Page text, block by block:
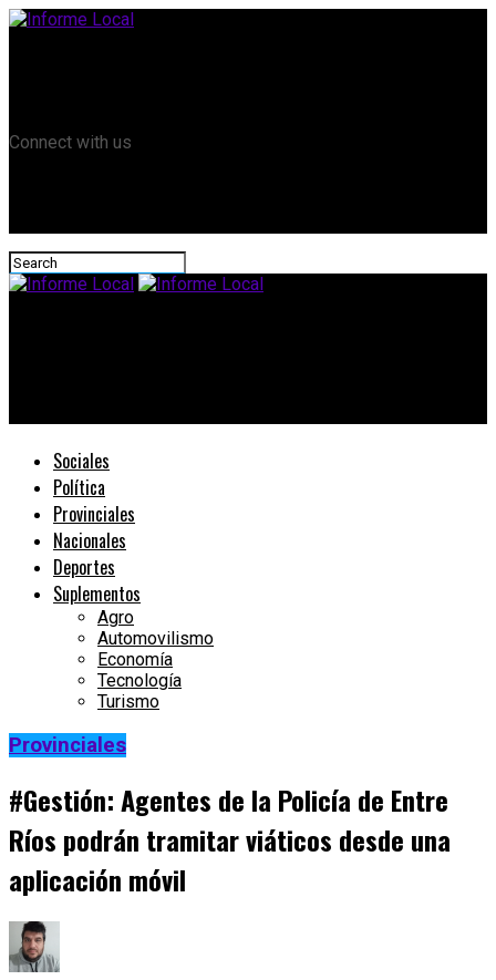
Connect with us
Sociales
Política
Provinciales
Nacionales
Deportes
Suplementos
Agro
Automovilismo
Economía
Tecnología
Turismo
Provinciales
#Gestión: Agentes de la Policía de Entre
Ríos podrán tramitar viáticos desde una
aplicación móvil